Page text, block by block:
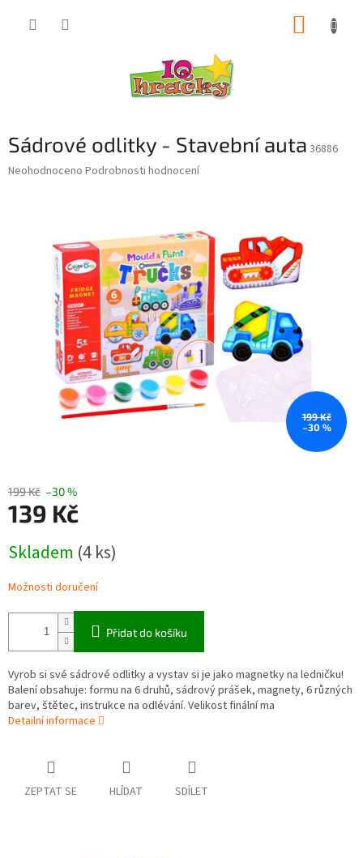
Sádrové odlitky - Stavební auta 36886
Průměrné
hvězdiček.
Neohodnoceno Podrobnosti hodnocení
199 Kč
–30 %
199 Kč –30 %
139 Kč
cena:
Skladem (4 ks)
Možnosti doručení
Přidat do košíku
Vyrob si své sádrové odlitky a vystav si je jako magnetky na ledničku!
Balení obsahuje: formu na 6 druhů, sádrový prášek, magnety, 6 různých
barev, štětec, instrukce na odlévání. Velikost finální ma
Detailní informace
ZEPTAT SE HLÍDAT SDÍLET